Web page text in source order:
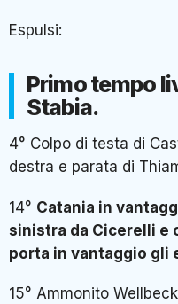
Espulsi:
Primo tempo
Stabia.
4° Colpo di testa di
destra e parata di
14° Catania in
sinistra da Cicerelli e
porta in vantaggio gli
15° Ammonito